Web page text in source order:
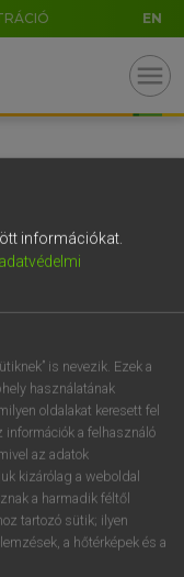
EN
menu
információkat.
adatvédelmi
is nevezik. Ezek a
használatának
oldalakat keresett fel
információk a felhasználó
az adatok
kizárólag a weboldal
a harmadik féltől
tartozó sütik; ilyen
a hőtérképek és a
AltGr